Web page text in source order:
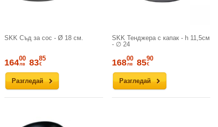
SKK Съд за сос - Ø 18 см.
Разгледай
16400
лв 8385
€
SKK Тенджера с капак - h 11,5см
- ∅ 24
Разгледай
16800
лв 8590
€